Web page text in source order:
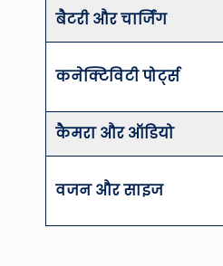
बैटरी और चार्जिंग
कनेक्टिविटी पोर्ट्स
कैमरा और ऑडियो
वजन और साइज